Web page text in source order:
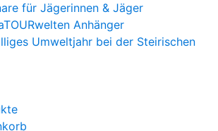
für Jägerinnen & Jäger
Anhänger
Umweltjahr bei der Steirischen